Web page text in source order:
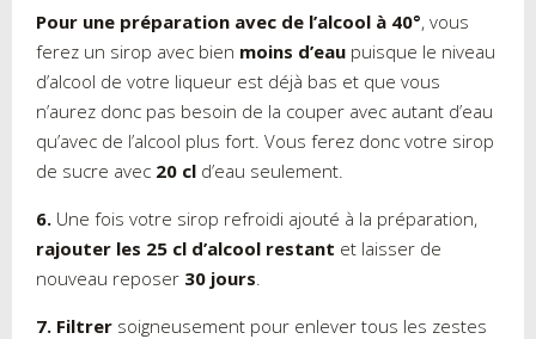
Pour une préparation avec de l’alcool à 40°, vous
ferez un sirop avec bien moins d’eau puisque le niveau
d’alcool de votre liqueur est déjà bas et que vous
n’aurez donc pas besoin de la couper avec autant d’eau
qu’avec de l’alcool plus fort. Vous ferez donc votre sirop
de sucre avec 20 cl d’eau seulement.
6. Une fois votre sirop refroidi ajouté à la préparation,
rajouter les 25 cl d’alcool restant et laisser de
nouveau reposer 30 jours
7. Filtrer soigneusement pour enlever tous les zestes